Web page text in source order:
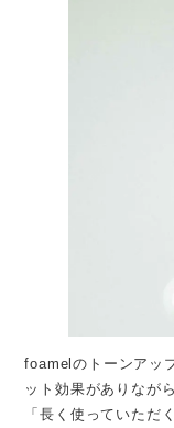
foamelのトーンアッ
ット効果がありなが
「長く使っていた